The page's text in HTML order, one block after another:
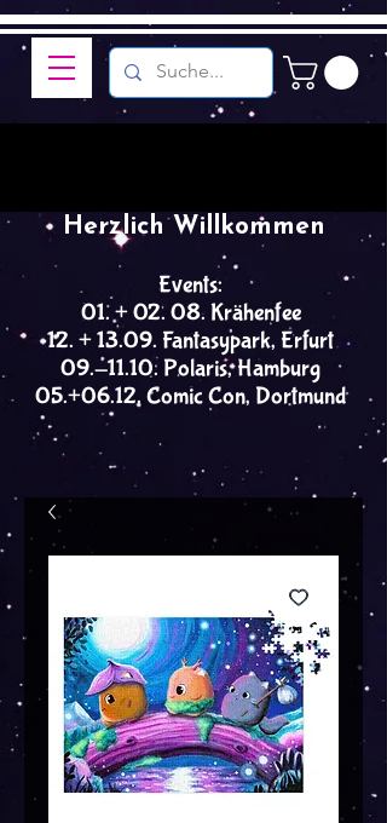
Events:
01. + 02. 08. Krähenfee
12. + 13.09. Fantasypark, Erfurt
09.-11.10. Polaris, Hamburg
05.+06.12. Comic Con, Dortmund
Herzlich Willkommen